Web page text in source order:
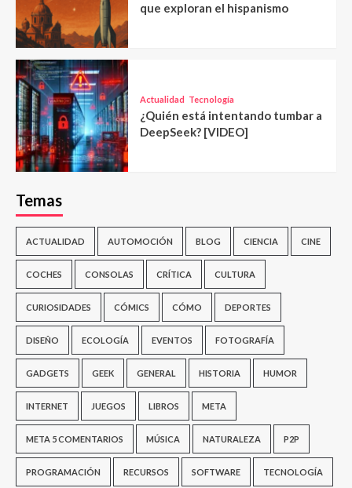
que exploran el hispanismo
Actualidad Tecnología
¿Quién está intentando tumbar a
DeepSeek? [VIDEO]
Temas
ACTUALIDAD AUTOMOCIÓN BLOG CIENCIA CINE
COCHES CONSOLAS CRÍTICA CULTURA
CURIOSIDADES CÓMICS CÓMO DEPORTES
DISEÑO ECOLOGÍA EVENTOS FOTOGRAFÍA
GADGETS GEEK GENERAL HISTORIA HUMOR
INTERNET JUEGOS LIBROS META
META 5 COMENTARIOS MÚSICA NATURALEZA P2P
PROGRAMACIÓN RECURSOS SOFTWARE TECNOLOGÍA